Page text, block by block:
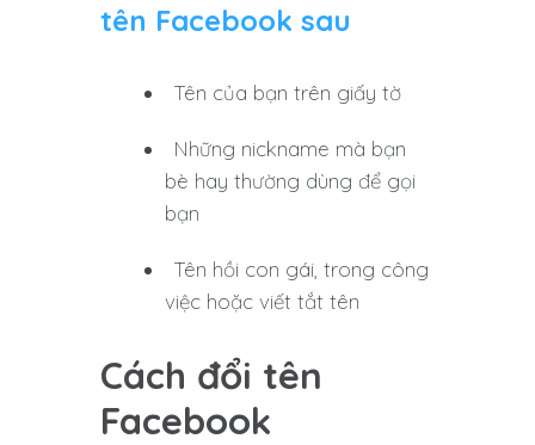
tên Facebook sau
Tên của bạn trên giấy tờ
Những nickname mà bạn
bè hay thường dùng để gọi
bạn
Tên hồi con gái, trong công
việc hoặc viết tắt tên
Cách đổi tên
Facebook